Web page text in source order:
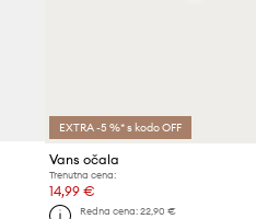
EXTRA -5 %* s kodo OFF
Vans očala
Trenutna cena:
14,99 €
Redna cena: 22,90 €